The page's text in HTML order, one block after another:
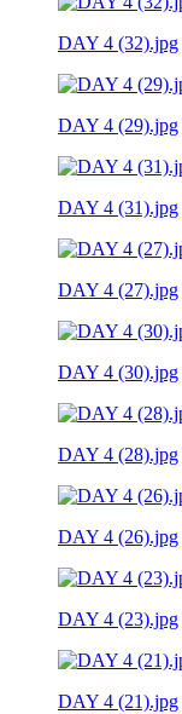
DAY 4 (32).jpg
DAY 4 (29).jpg
DAY 4 (31).jpg
DAY 4 (27).jpg
DAY 4 (30).jpg
DAY 4 (28).jpg
DAY 4 (26).jpg
DAY 4 (23).jpg
DAY 4 (21).jpg